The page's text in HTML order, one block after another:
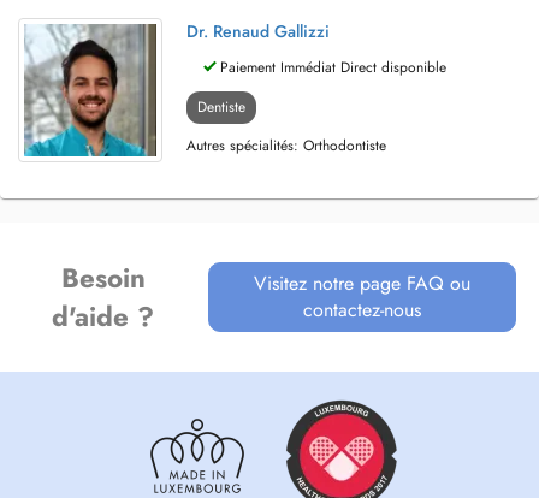
Dr. Renaud Gallizzi
Paiement Immédiat Direct disponible
Dentiste
Autres spécialités: Orthodontiste
Besoin
d'aide ?
Visitez notre page FAQ ou
contactez-nous